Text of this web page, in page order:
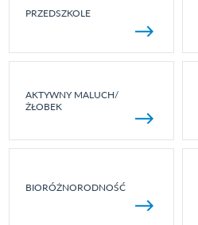
PRZEDSZKOLE
AKTYWNY MALUCH/
ŻŁOBEK
BIORÓŻNORODNOŚĆ